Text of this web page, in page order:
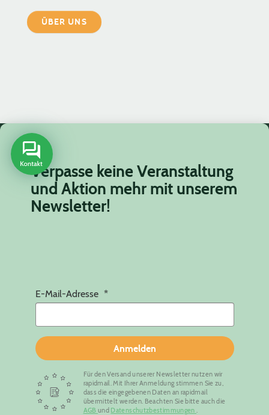
ÜBER UNS
Verpasse keine Veranstaltung
und Aktion mehr mit unserem
Newsletter!
E-Mail-Adresse
Anmelden
Für den Versand unserer Newsletter nutzen wir
rapidmail. Mit Ihrer Anmeldung stimmen Sie zu,
dass die eingegebenen Daten an rapidmail
übermittelt werden. Beachten Sie bitte auch die
AGB und Datenschutzbestimmungen.